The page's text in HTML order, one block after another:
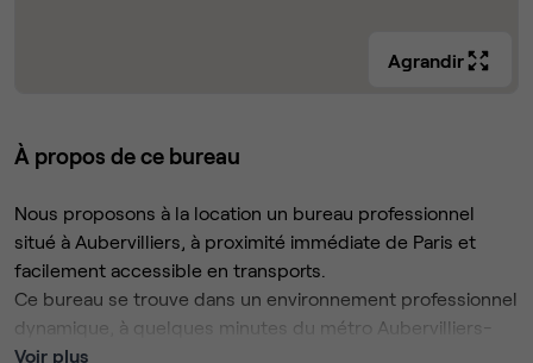
Agrandir
À propos de ce bureau
Nous proposons à la location un bureau professionnel
situé à Aubervilliers, à proximité immédiate de Paris et
facilement accessible en transports.
Ce bureau se trouve dans un environnement professionnel
dynamique, à quelques minutes du métro Aubervilliers-
Pantin-Quatre Chemins (ligne 7) et de plusieurs lignes de
Voir plus